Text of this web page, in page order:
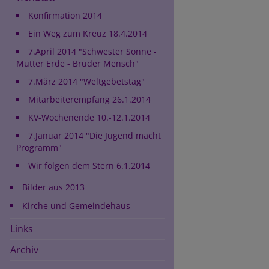
Konfirmation 2014
Ein Weg zum Kreuz 18.4.2014
7.April 2014 "Schwester Sonne -
Mutter Erde - Bruder Mensch"
7.März 2014 "Weltgebetstag"
Mitarbeiterempfang 26.1.2014
KV-Wochenende 10.-12.1.2014
7.Januar 2014 "Die Jugend macht
Programm"
Wir folgen dem Stern 6.1.2014
Bilder aus 2013
Kirche und Gemeindehaus
Links
Archiv